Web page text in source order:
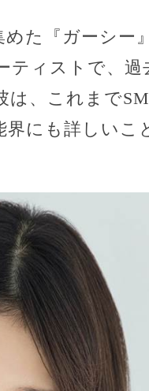
めた『ガーシー
ィストで、過
、これまで
にも詳しいこ